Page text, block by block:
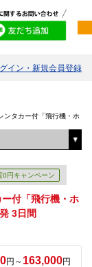
イン・新規会員登録
ンタカー付「飛行機・ホ
0円キャンペーン
ー付「飛行機・ホ
3日間
円～ 163,000円